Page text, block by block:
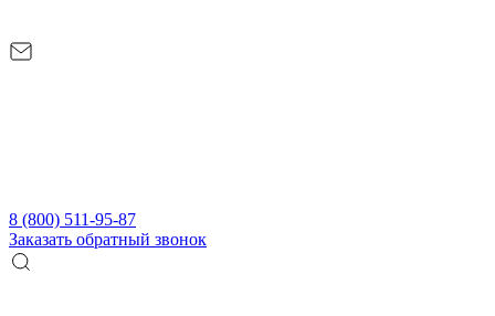
8 (800) 511-95-87
Заказать обратный звонок